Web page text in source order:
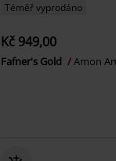
Téměř vyprodáno
Kč 949,00
Fafner's Gold Amon